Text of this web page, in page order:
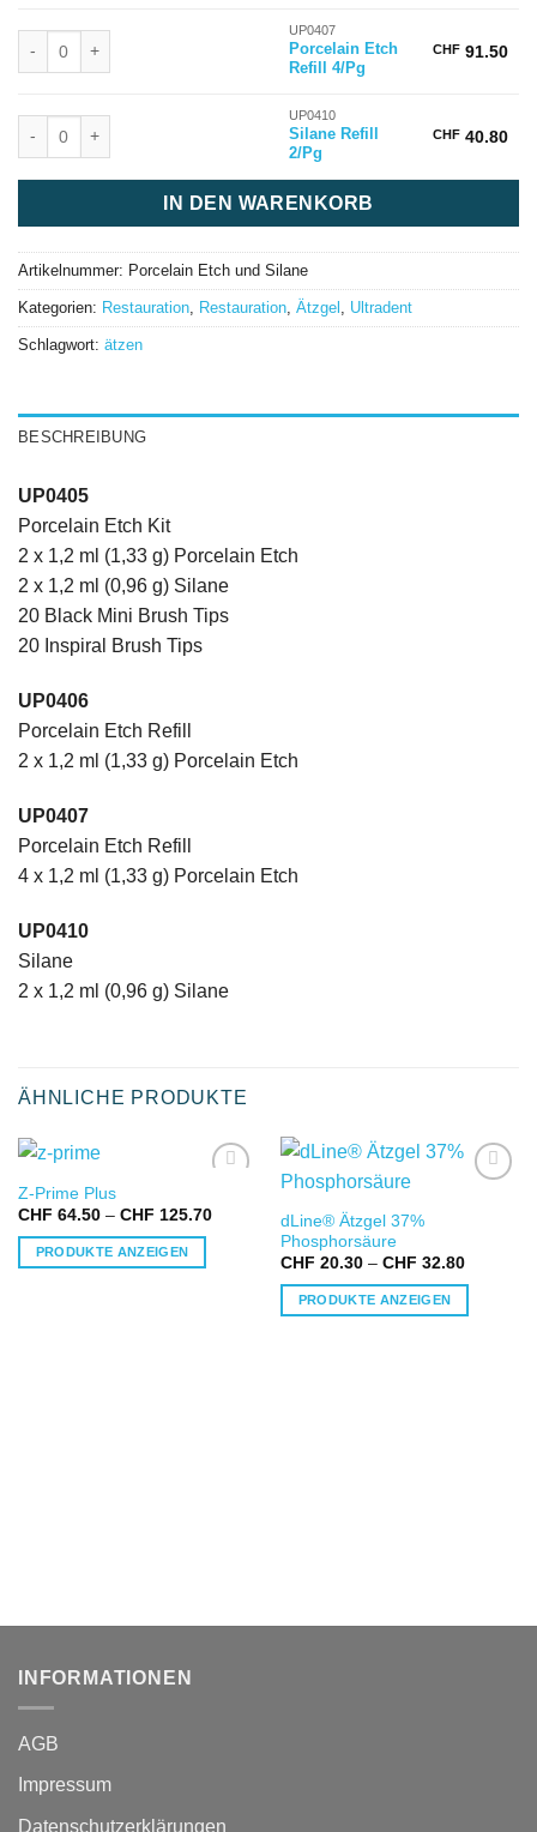
UP0407
Porcelain Etch
Refill 4/Pg
CHF 91.50
UP0410
Silane Refill
2/Pg
CHF 40.80
IN DEN WARENKORB
Artikelnummer: Porcelain Etch und Silane
Kategorien: Restauration Restauration Ätzgel Ultradent
Schlagwort: ätzen
BESCHREIBUNG
UP0405
Porcelain Etch Kit
2 x 1,2 ml (1,33 g) Porcelain Etch
2 x 1,2 ml (0,96 g) Silane
20 Black Mini Brush Tips
20 Inspiral Brush Tips
UP0406
Porcelain Etch Refill
2 x 1,2 ml (1,33 g) Porcelain Etch
UP0407
Porcelain Etch Refill
4 x 1,2 ml (1,33 g) Porcelain Etch
UP0410
Silane
2 x 1,2 ml (0,96 g) Silane
ÄHNLICHE PRODUKTE
WUNSCHLISTE
Z-Prime Plus
CHF 64.50 – CHF 125.70Preisspanne:
CHF 64.50
CHF 125.70
PRODUKTE ANZEIGEN
WUNSCHLISTE
dLine® Ätzgel 37%
Phosphorsäure
CHF 20.30 – CHF 32.80
PRODUKTE ANZEIGEN
INFORMATIONEN
AGB
Impressum
Datenschutzerklärungen